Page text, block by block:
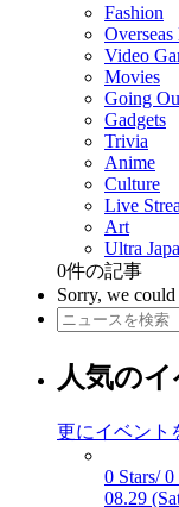
Fashion
Video
Movies
Going
Gadgets
Trivia
Anime
Culture
Live
Art
Ultra
0件の記事
Sorry, we
人気の
更にイベント
0 Stars/
08.29